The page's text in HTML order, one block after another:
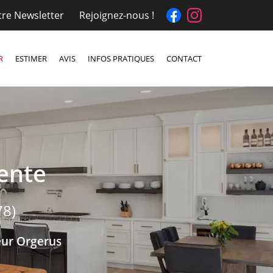
Newsletter Rejoignez-nous !
ESTIMER AVIS INFOS PRATIQUES CONTACT
Orgerus